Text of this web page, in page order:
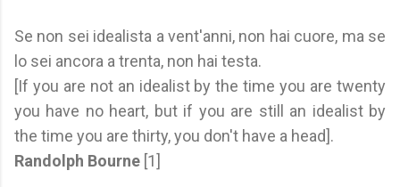
Se non sei idealista a vent'anni, non hai cuore, ma se
lo sei ancora a trenta, non hai testa.
[If you are not an idealist by the time you are twenty
you have no heart, but if you are still an idealist by
the time you are thirty, you don't have a head].
Randolph Bourne [1]